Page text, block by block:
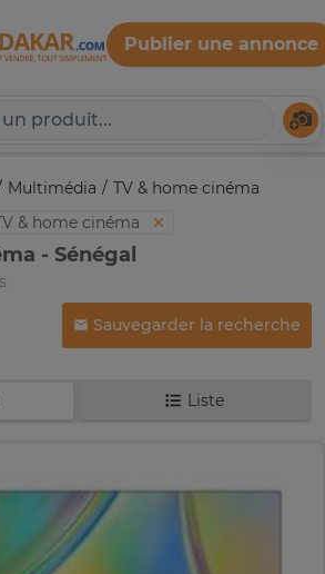
Dakar
Publier une annonce
Multimédia
TV & home cinéma
& home cinéma
- Sénégal
Sauvegarder la recherche
Liste